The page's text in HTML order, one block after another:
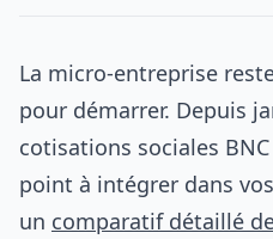
La micro-entreprise
pour démarrer. Depuis
cotisations sociales
point à intégrer dans
un comparatif détaillé